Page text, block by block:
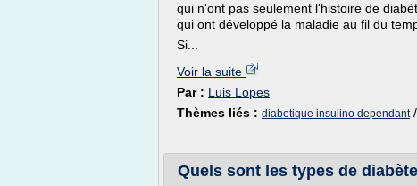
qui n'ont pas seulement l'histoire de
qui ont développé la maladie au fil du
Si...
Voir la suite
Par : Luis Lopes
Thèmes liés : diabetique insulino dependant/
Quels sont les types de